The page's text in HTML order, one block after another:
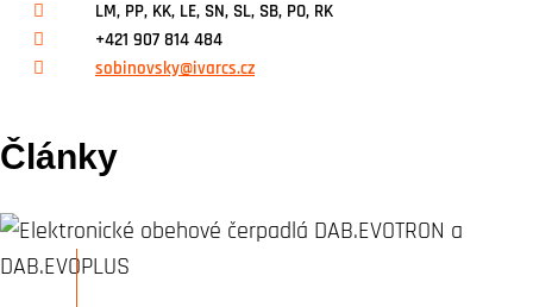
LM, PP, KK, LE, SN, SL, SB, PO, RK
+421 907 814 484
sobinovsky@ivarcs.cz
Články